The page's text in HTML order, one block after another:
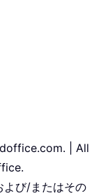
| All
び/またはその